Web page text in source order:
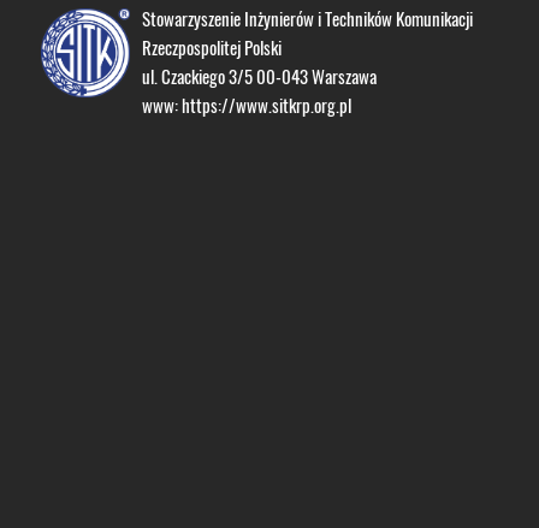
Stowarzyszenie Inżynierów i Techników Komunikacji
Rzeczpospolitej Polski
ul. Czackiego 3/5 00-043 Warszawa
www:https://www.sitkrp.org.pl